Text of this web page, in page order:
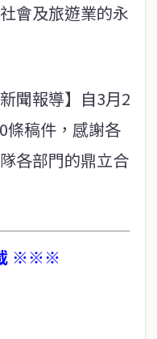
會及旅遊業的永
聞報導】自3月2
條稿件，感謝各
各部門的鼎立合
※※※